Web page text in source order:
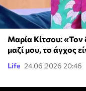
Μαρία Κίτσου:
μαζί μου, το άγχος
Life 24.06.2026 20:46